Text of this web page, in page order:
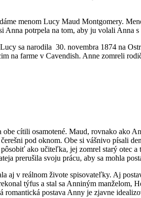
menom Lucy Maud Montgomery.
Anna potrpela na tom, aby ju volali Anna
sa narodila 30. novembra 1874 na
na farme v Cavendish. Anne zomreli
cítili osamotené. Maud, rovnako ako
pod oknom. Obe si vášnivo písali
ako učiteľka, jej zomrel starý otec
prerušila svoju prácu, aby sa mohla
aj v reálnom živote spisovateľky. Aj
týfus a stal sa Anniným manželom,
postava Anny je zjavne